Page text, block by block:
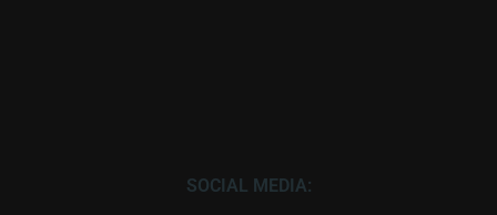
SOCIAL MEDIA: